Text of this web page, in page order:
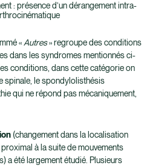
: présence d’un dérangement intra-
« Autres» regroupe des conditions
dans les syndromes mentionnés ci-
conditions, dans cette catégorie on
spinale, le spondylolisthésis
qui ne répond pas mécaniquement,
(changement dans la localisation
à la suite de mouvements
a été largement étudié. Plusieurs